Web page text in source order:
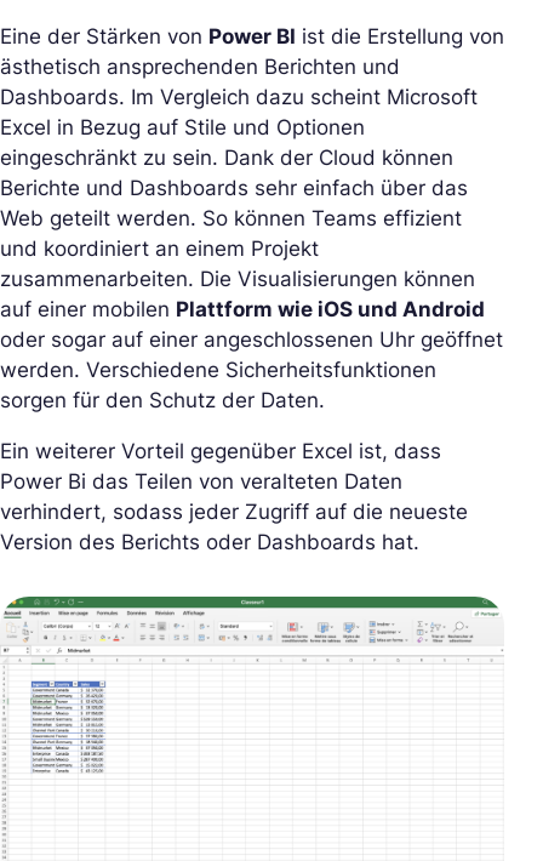
Eine der Stärken von Power BI ist die Erstellung von
ästhetisch ansprechenden Berichten und
Dashboards. Im Vergleich dazu scheint Microsoft
Excel in Bezug auf Stile und Optionen
eingeschränkt zu sein. Dank der Cloud können
Berichte und Dashboards sehr einfach über das
Web geteilt werden. So können Teams effizient
und koordiniert an einem Projekt
zusammenarbeiten. Die Visualisierungen können
auf einer mobilen Plattform wie iOS und Android
oder sogar auf einer angeschlossenen Uhr geöffnet
werden. Verschiedene Sicherheitsfunktionen
sorgen für den Schutz der Daten.
Ein weiterer Vorteil gegenüber Excel ist, dass
Power Bi das Teilen von veralteten Daten
verhindert, sodass jeder Zugriff auf die neueste
Version des Berichts oder Dashboards hat.